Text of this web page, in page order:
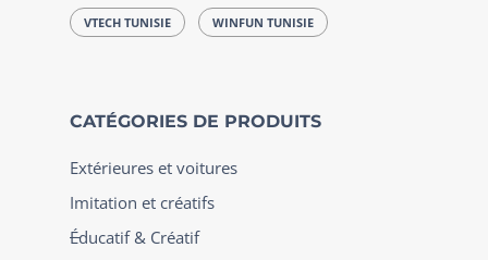
VTECH TUNISIE WINFUN TUNISIE
CATÉGORIES DE PRODUITS
Extérieures et voitures
Imitation et créatifs
Éducatif & Créatif